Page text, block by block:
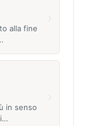
alla fine
in senso